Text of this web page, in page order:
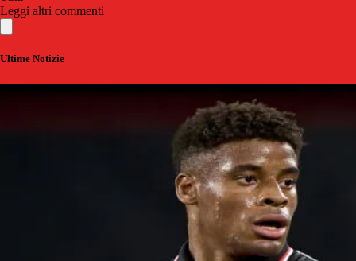
Leggi altri commenti
Ultime Notizie